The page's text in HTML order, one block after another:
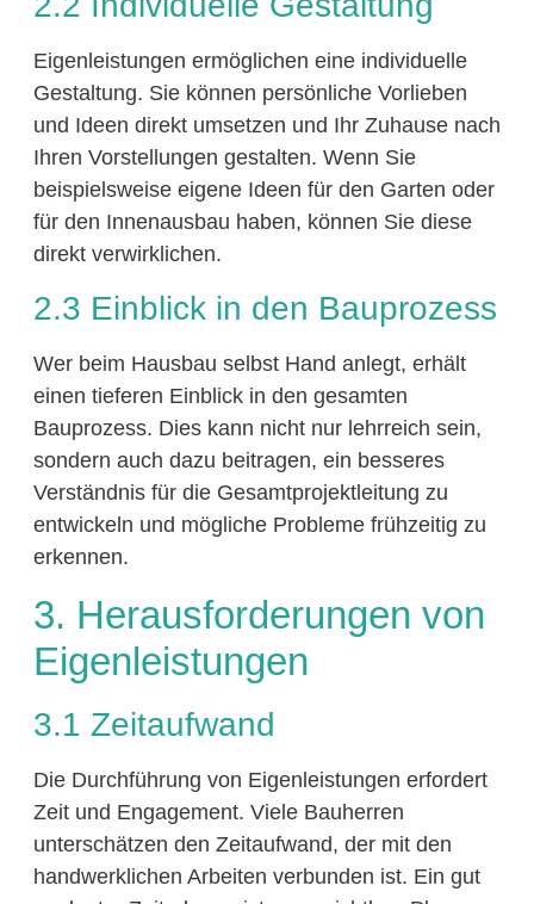
Eigenleistungen ermöglichen eine individuelle
Gestaltung. Sie können persönliche Vorlieben
und Ideen direkt umsetzen und Ihr Zuhause nach
Ihren Vorstellungen gestalten. Wenn Sie
beispielsweise eigene Ideen für den Garten oder
für den Innenausbau haben, können Sie diese
direkt verwirklichen.
2.3 Einblick in den Bauprozess
Wer beim Hausbau selbst Hand anlegt, erhält
einen tieferen Einblick in den gesamten
Bauprozess. Dies kann nicht nur lehrreich sein,
sondern auch dazu beitragen, ein besseres
Verständnis für die Gesamtprojektleitung zu
entwickeln und mögliche Probleme frühzeitig zu
erkennen.
3. Herausforderungen von
Eigenleistungen
3.1 Zeitaufwand
Die Durchführung von Eigenleistungen erfordert
Zeit und Engagement. Viele Bauherren
unterschätzen den Zeitaufwand, der mit den
handwerklichen Arbeiten verbunden ist. Ein gut